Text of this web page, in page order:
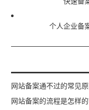
个人企业备
网站备案通不过的常见原
网站备案的流程是怎样的